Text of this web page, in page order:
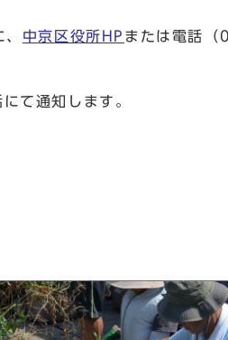
中京区役所HP または電話
て通知します。